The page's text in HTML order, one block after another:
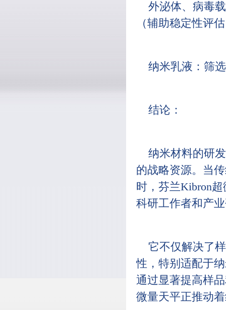
外泌体、病毒
（辅助稳定性评
纳米乳液：筛
结论：
纳米材料的研
的战略资源。当
时，芬兰Kibron
科研工作者和产
它不仅解决了
性，特别适配于
通过显著提高样
微量天平正推动